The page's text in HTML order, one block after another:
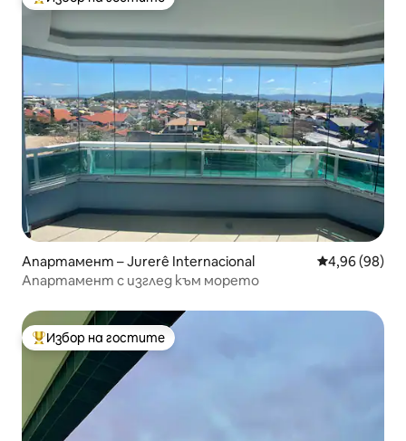
Най-популярен избор на гостите
Апартамент – Jurerê Internacional Средна
4,96 (98)
Апартамент с изглед към морето
Най-популярен избор на гостите
Избор на гостите